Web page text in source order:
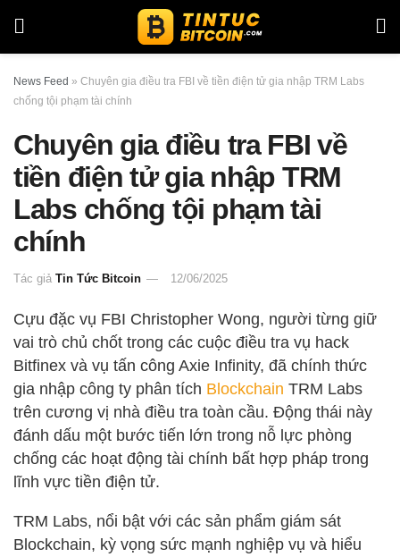
News Feed » Chuyên gia điều tra FBI về tiền điện tử gia nhập TRM Labs
chống tội phạm tài chính
Chuyên gia điều tra FBI về
tiền điện tử gia nhập TRM
Labs chống tội phạm tài
chính
Tác giả Tin Tức Bitcoin 12/06/2025
Cựu đặc vụ FBI Christopher Wong, người từng giữ
vai trò chủ chốt trong các cuộc điều tra vụ hack
Bitfinex và vụ tấn công Axie Infinity, đã chính thức
gia nhập công ty phân tích Blockchain TRM Labs
trên cương vị nhà điều tra toàn cầu. Động thái này
đánh dấu một bước tiến lớn trong nỗ lực phòng
chống các hoạt động tài chính bất hợp pháp trong
lĩnh vực tiền điện tử.
TRM Labs, nổi bật với các sản phẩm giám sát
Blockchain, kỳ vọng sức mạnh nghiệp vụ và hiểu